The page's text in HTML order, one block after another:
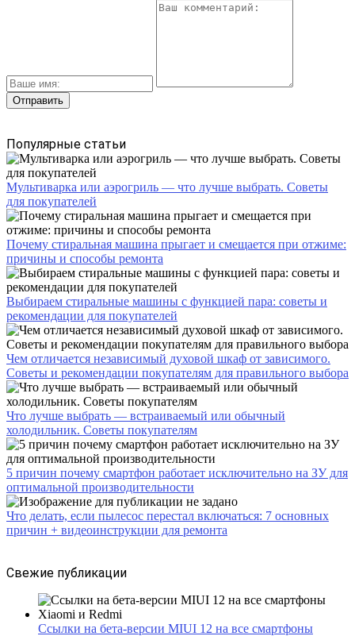
Популярные статьи
Мультиварка или аэрогриль — что лучше выбрать. Советы
для покупателей
Почему стиральная машина прыгает и смещается при отжиме:
причины и способы ремонта
Выбираем стиральные машины с функцией пара: советы и
рекомендации для покупателей
Чем отличается независимый духовой шкаф от зависимого.
Советы и рекомендации покупателям для правильного выбора
Что лучше выбрать — встраиваемый или обычный
холодильник. Советы покупателям
5 причин почему смартфон работает исключительно на ЗУ для
оптимальной производительности
Что делать, если пылесос перестал включаться: 7 основных
причин + видеоинструкции для ремонта
Свежие публикации
Ссылки на бета-версии MIUI 12 на все смартфоны